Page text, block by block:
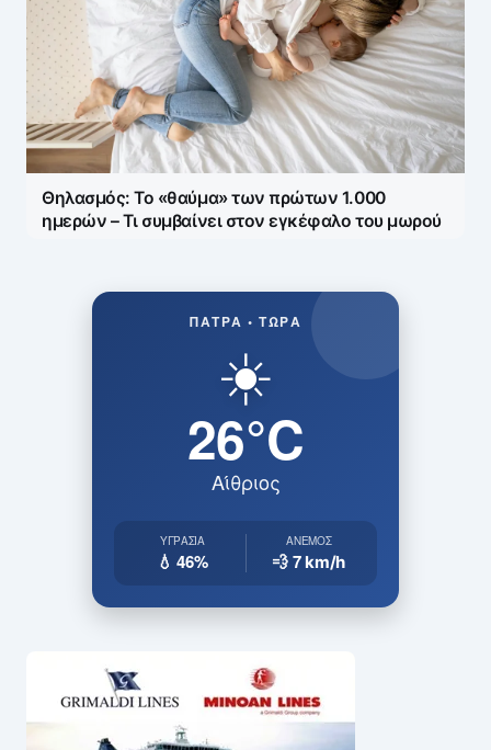
Θηλασμός: Το «θαύμα» των πρώτων 1.000
ημερών – Τι συμβαίνει στον εγκέφαλο του μωρού
ΠΆΤΡΑ • ΤΏΡΑ
☀️
26°C
Αίθριος
ΥΓΡΑΣΊΑ
💧 46%
ΆΝΕΜΟΣ
💨 7km/h